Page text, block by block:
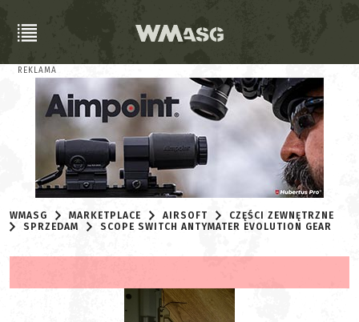
REKLAMA
WMASG MARKETPLACE AIRSOFT
CZĘŚCI ZEWNĘTRZNE
SPRZEDAM
SCOPE SWITCH ANTYMATER EVOLUTION GEAR